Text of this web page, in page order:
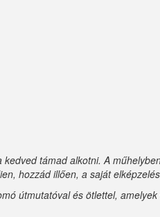
támad alkotni. A
hozzád illően, a saját
útmutatóval és ötlettel,